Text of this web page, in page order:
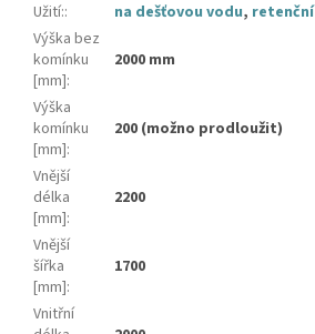
Užití:: na dešťovou vodu, retenční
Výška bez
komínku
[mm]:
2000 mm
Výška
komínku
[mm]:
200 (možno prodloužit)
Vnější
délka
[mm]:
2200
Vnější
šířka
[mm]:
1700
Vnitřní